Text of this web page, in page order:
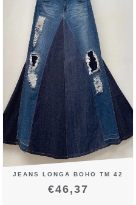
JEANS LONGA BOHO TM 42
€46,37